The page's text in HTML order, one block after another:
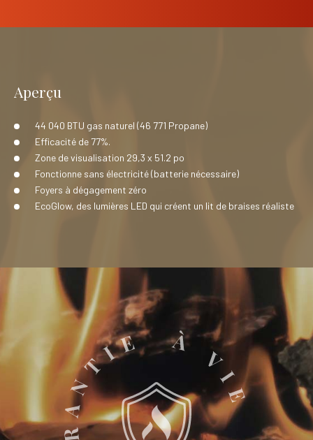
Aperçu
44 040 BTU gas naturel (46 771 Propane)
Efficacité de 77%.
Zone de visualisation 29,3 x 51.2 po
Fonctionne sans électricité (batterie nécessaire)
Foyers à dégagement zéro
EcoGlow, des lumières LED qui créent un lit de braises réaliste